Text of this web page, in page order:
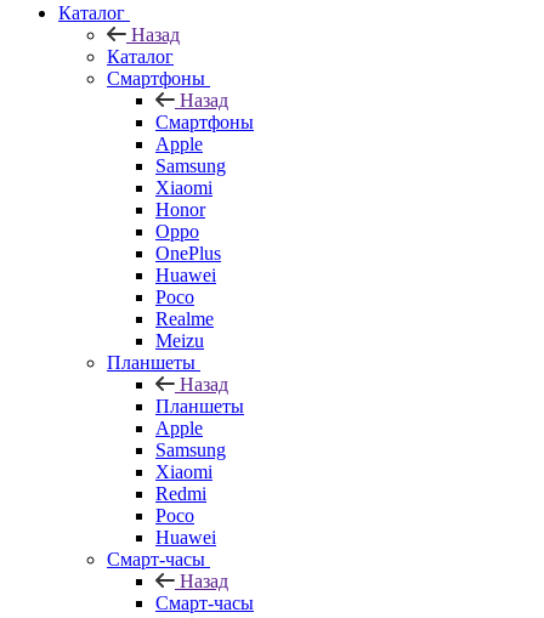
Каталог
Назад
Каталог
Смартфоны
Назад
Смартфоны
Apple
Samsung
Xiaomi
Honor
Oppo
OnePlus
Huawei
Poco
Realme
Meizu
Планшеты
Назад
Планшеты
Apple
Samsung
Xiaomi
Redmi
Poco
Huawei
Смарт-часы
Назад
Смарт-часы